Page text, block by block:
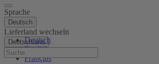
Sprache
Deutsch
Deutsch
English
Français
Lieferland wechseln
Deutschland
Hilfe